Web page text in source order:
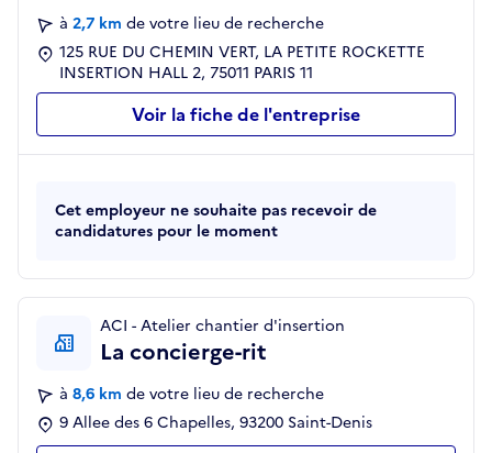
à 2,7 km de votre lieu de recherche
125 RUE DU CHEMIN VERT, LA PETITE ROCKETTE
INSERTION HALL 2, 75011 PARIS 11
Voir la fiche de l'entreprise
Cet employeur ne souhaite pas recevoir de
candidatures pour le moment
ACI - Atelier chantier d'insertion
La concierge-rit
à 8,6 km de votre lieu de recherche
9 Allee des 6 Chapelles, 93200 Saint-Denis